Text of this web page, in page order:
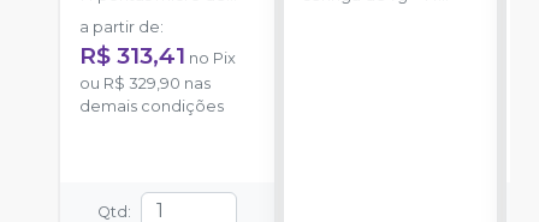
automistura + 4
pontas
a partir de:
R$ 313,41 no Pix
ou R$ 329,90 nas
demais condições
Qtd :